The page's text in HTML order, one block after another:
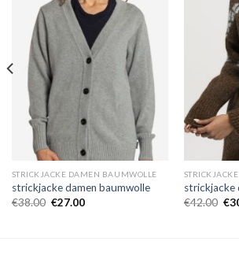
STRICKJACKE DAMEN BAUMWOLLE
strickjacke damen baumwolle
€38.00 €27.00
strickjacke
€42.00 €